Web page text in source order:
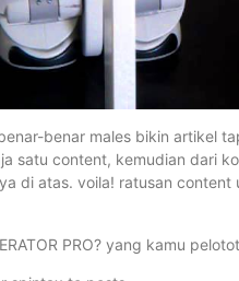
benar males bikin artikel
satu content, kemudian dari
di atas. voila! ratusan
PRO? yang kamu